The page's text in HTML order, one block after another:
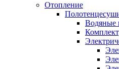
Отопление
Водяные